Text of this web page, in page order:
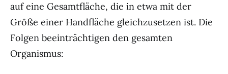
auf eine Gesamtfläche, die in etwa mit der
Größe einer Handfläche gleichzusetzen ist. Die
Folgen beeinträchtigen den gesamten
Organismus: